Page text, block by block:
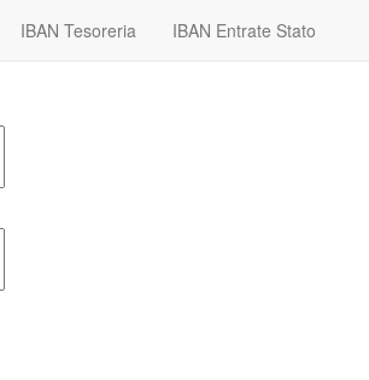
IBAN Tesoreria IBAN Entrate Stato